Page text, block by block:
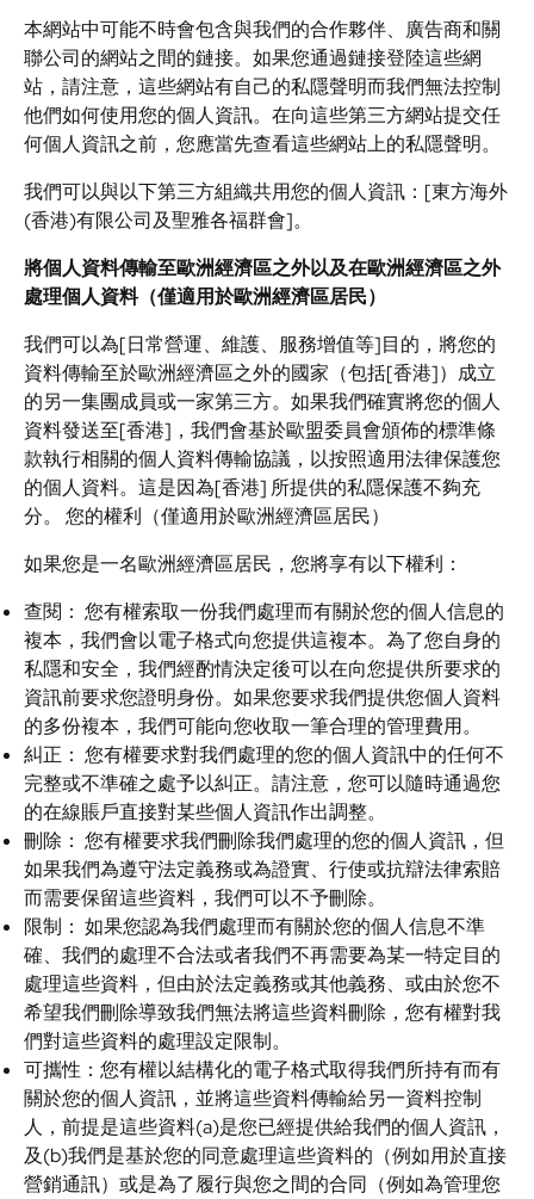
本網站中可能不時會包含與我們的合作夥伴、廣告商和關
聯公司的網站之間的鏈接。如果您通過鏈接登陸這些網
站，請注意，這些網站有自己的私隱聲明而我們無法控制
他們如何使用您的個人資訊。在向這些第三方網站提交任
何個人資訊之前，您應當先查看這些網站上的私隱聲明。
我們可以與以下第三方組織共用您的個人資訊：[東方海外
(香港)有限公司及聖雅各福群會]。
將個人資料傳輸至歐洲經濟區之外以及在歐洲經濟區之外
處理個人資料（僅適用於歐洲經濟區居民）
我們可以為[日常營運、維護、服務增值等]目的，將您的
資料傳輸至於歐洲經濟區之外的國家（包括[香港]）成立
的另一集團成員或一家第三方。如果我們確實將您的個人
資料發送至[香港]，我們會基於歐盟委員會頒佈的標準條
款執行相關的個人資料傳輸協議，以按照適用法律保護您
的個人資料。這是因為[香港] 所提供的私隱保護不夠充
分。
您的權利（僅適用於歐洲經濟區居民）
如果您是一名歐洲經濟區居民，您將享有以下權利：
查閱： 您有權索取一份我們處理而有關於您的個人信息的
複本，我們會以電子格式向您提供這複本。為了您自身的
私隱和安全，我們經酌情決定後可以在向您提供所要求的
資訊前要求您證明身份。如果您要求我們提供您個人資料
的多份複本，我們可能向您收取一筆合理的管理費用。
糾正： 您有權要求對我們處理的您的個人資訊中的任何不
完整或不準確之處予以糾正。請注意，您可以隨時通過您
的在線賬戶直接對某些個人資訊作出調整。
刪除： 您有權要求我們刪除我們處理的您的個人資訊，但
如果我們為遵守法定義務或為證實、行使或抗辯法律索賠
而需要保留這些資料，我們可以不予刪除。
限制： 如果您認為我們處理而有關於您的個人信息不準
確、我們的處理不合法或者我們不再需要為某一特定目的
處理這些資料，但由於法定義務或其他義務、或由於您不
希望我們刪除導致我們無法將這些資料刪除，您有權對我
們對這些資料的處理設定限制。
可攜性：您有權以結構化的電子格式取得我們所持有而有
關於您的個人資訊，並將這些資料傳輸給另一資料控制
人，前提是這些資料(a)是您已經提供給我們的個人資訊，
及(b)我們是基於您的同意處理這些資料的（例如用於直接
營銷通訊）或是為了履行與您之間的合同（例如為管理您